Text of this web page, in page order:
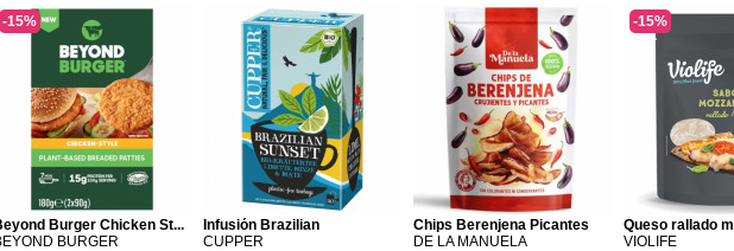
Burger Chicken St...
BURGER
-15%
Infusión Brazilian
CUPPER
Chips Berenjena Picantes
DE LA MANUELA
Queso rallado
VIOLIFE
-15%